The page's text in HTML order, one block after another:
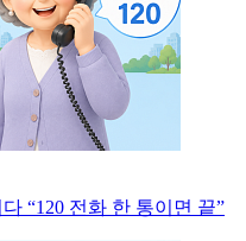
“120 전화 한 통이면 끝”